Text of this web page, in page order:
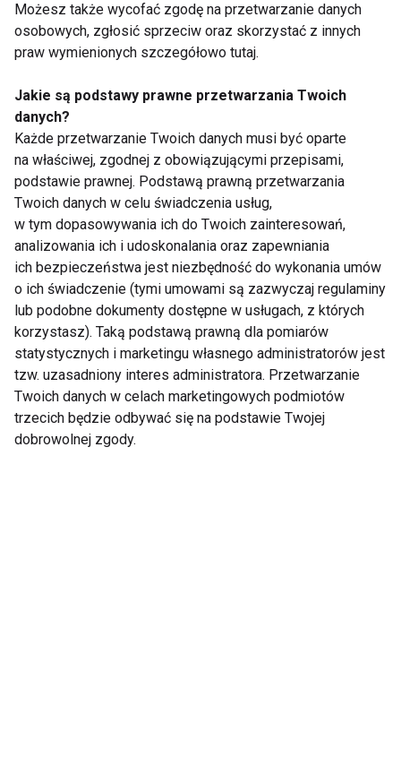
Wellness
Dlaczego po obiedzie
chce ci się spać?
Dietetyk wyjaśnia 7
najczęstszych
przyczyn
Zmęczenie po urlopie
– dlaczego zamiast
energii wraca
frustracja?
Tenis, badminton i
ping-pong ćwiczą nie
tylko ciało. Co dzieje
się wtedy w mózgu?
Aktywna regeneracja
– 7 sposobów na
szybszy powrót do
Możesz także wycofać zgodę na przetwarzanie danych
osobowych, zgłosić sprzeciw oraz skorzystać z innych
praw wymienionych szczegółowo tutaj.
Jakie są podstawy prawne przetwarzania Twoich
danych?
Każde przetwarzanie Twoich danych musi być oparte
na właściwej, zgodnej z obowiązującymi przepisami,
podstawie prawnej. Podstawą prawną przetwarzania
Twoich danych w celu świadczenia usług,
w tym dopasowywania ich do Twoich zainteresowań,
analizowania ich i udoskonalania oraz zapewniania
ich bezpieczeństwa jest niezbędność do wykonania umów
o ich świadczenie (tymi umowami są zazwyczaj regulaminy
lub podobne dokumenty dostępne w usługach, z których
korzystasz). Taką podstawą prawną dla pomiarów
statystycznych i marketingu własnego administratorów jest
tzw. uzasadniony interes administratora. Przetwarzanie
Twoich danych w celach marketingowych podmiotów
trzecich będzie odbywać się na podstawie Twojej
dobrowolnej zgody.